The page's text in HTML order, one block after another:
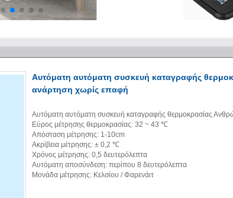
Αυτόματη αυτόματη συσκευή καταγραφής
ανάρτηση χωρίς επαφή
Αυτόματη αυτόματη συσκευή καταγραφής θερμοκρασίας
Εύρος μέτρησης θερμοκρασίας: 32 ~ 43 ℃
Απόσταση μέτρησης: 1-10cm
Ακρίβεια μέτρησης: ± 0,2 ℃
Χρόνος μέτρησης: 0,5 δευτερόλεπτα
Αυτόματη αποσύνδεση: περίπου 8 δευτερόλεπτα
Μονάδα μέτρησης: Κελσίου / Φαρενάιτ